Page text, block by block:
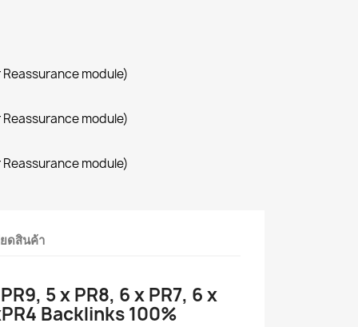
module)
module)
module)
ยดสินค้า
5 x PR8, 6 x PR7, 6 x
Backlinks 100%